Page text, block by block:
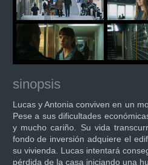
sinopsis
Lucas y Antonia conviven en un
Pese a sus dificultades
y mucho cariño. Su vida
fondo de inversión adquiere el
su vivienda. Lucas intentará
pérdida de la casa iniciando una